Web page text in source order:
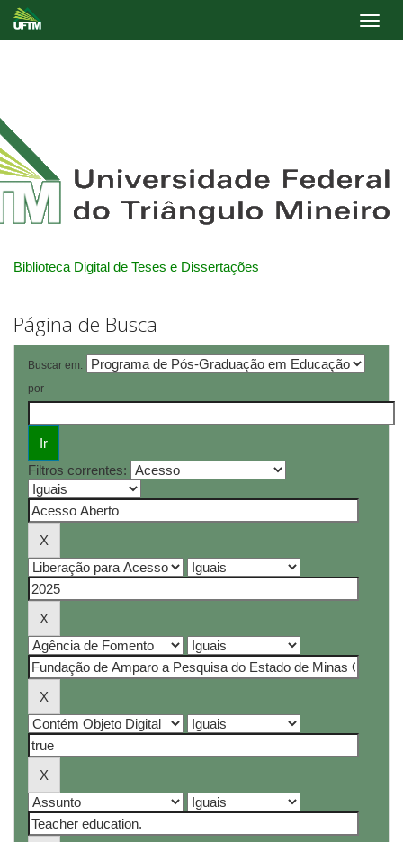
Biblioteca Digital de Teses e Dissertações
Página de Busca
Buscar em:
por
Filtros correntes: